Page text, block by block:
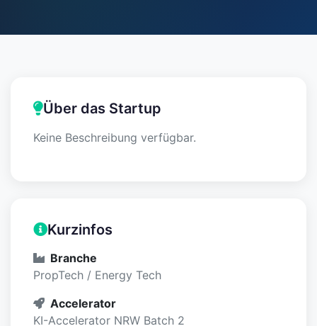
Über das Startup
Keine Beschreibung verfügbar.
Kurzinfos
Branche
PropTech / Energy Tech
Accelerator
KI-Accelerator NRW Batch 2